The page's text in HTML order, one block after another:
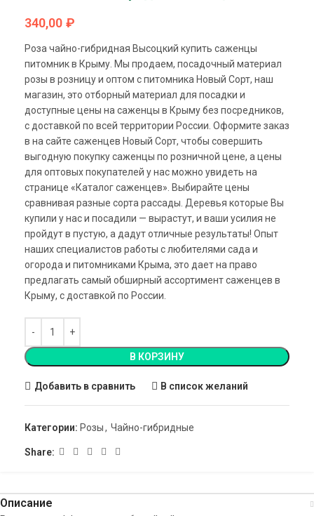
340,00 ₽
Роза чайно-гибридная Высоцкий купить саженцы
питомник в Крыму. Мы продаем, посадочный материал
розы в розницу и оптом с питомника Новый Сорт, наш
магазин, это отборный материал для посадки и
доступные цены на саженцы в Крыму без посредников,
с доставкой по всей территории России. Оформите заказ
в на сайте саженцев Новый Сорт, чтобы совершить
выгодную покупку саженцы по розничной цене, а цены
для оптовых покупателей у нас можно увидеть на
странице «Каталог саженцев». Выбирайте цены
сравнивая разные сорта рассады. Деревья которые Вы
купили у нас и посадили — вырастут, и ваши усилия не
пройдут в пустую, а дадут отличные результаты! Опыт
наших специалистов работы с любителями сада и
огорода и питомниками Крыма, это дает на право
предлагать самый обширный ассортимент саженцев в
Крыму, с доставкой по России.
В КОРЗИНУ
Добавить в сравнить В список желаний
Категории: Розы, Чайно-гибридные
Share:
Описание